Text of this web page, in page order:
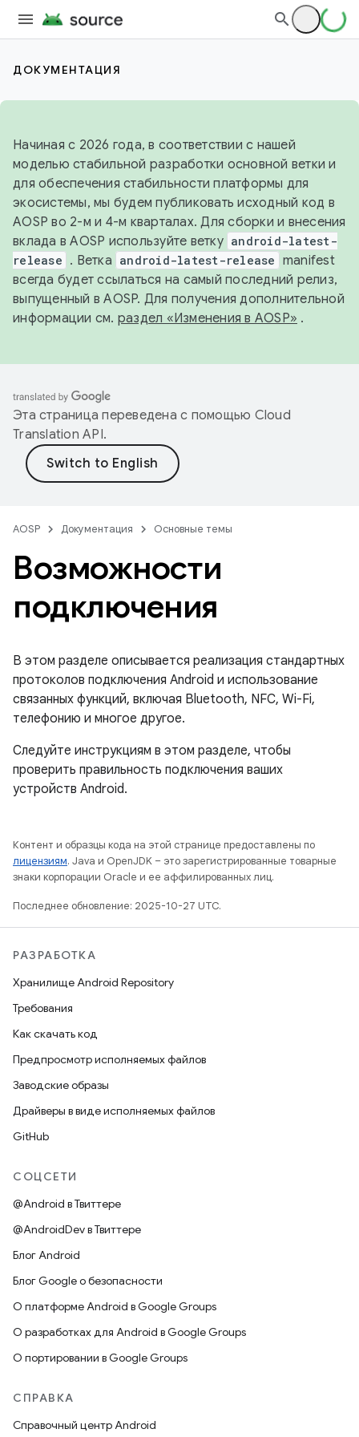
ДОКУМЕНТАЦИЯ
Начиная с 2026 года, в соответствии с нашей
моделью стабильной разработки основной ветки и
для обеспечения стабильности платформы для
экосистемы, мы будем публиковать исходный код в
AOSP во 2-м и 4-м кварталах. Для сборки и внесения
вклада в AOSP используйте ветку android-latest-
release . Ветка android-latest-release manifest
всегда будет ссылаться на самый последний релиз,
выпущенный в AOSP. Для получения дополнительной
информации см. раздел «Изменения в AOSP» .
Эта страница переведена с помощью Cloud
Translation API.
AOSP Документация Основные темы
Возможности
подключения
В этом разделе описывается реализация стандартных
протоколов подключения Android и использование
связанных функций, включая Bluetooth, NFC, Wi-Fi,
телефонию и многое другое.
Следуйте инструкциям в этом разделе, чтобы
проверить правильность подключения ваших
устройств Android.
Контент и образцы кода на этой странице предоставлены по
лицензиям. Java и OpenJDK – это зарегистрированные товарные
знаки корпорации Oracle и ее аффилированных лиц.
Последнее обновление: 2025-10-27 UTC.
РАЗРАБОТКА
Хранилище Android Repository
Требования
Как скачать код
Предпросмотр исполняемых файлов
Заводские образы
Драйверы в виде исполняемых файлов
GitHub
СОЦСЕТИ
@Android в Твиттере
@AndroidDev в Твиттере
Блог Android
Блог Google о безопасности
О платформе Android в Google Groups
О разработках для Android в Google Groups
О портировании в Google Groups
СПРАВКА
Справочный центр Android